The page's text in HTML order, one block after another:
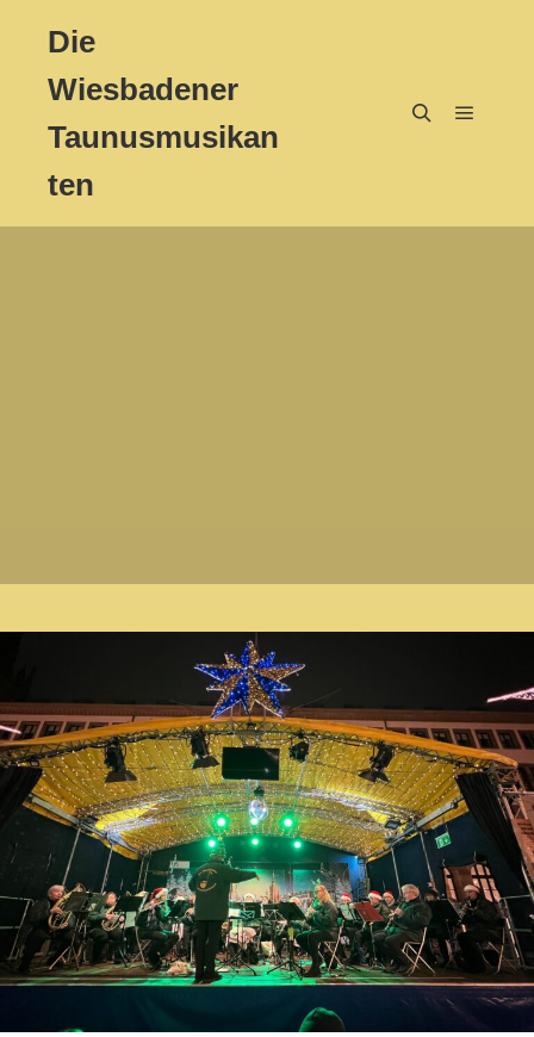
Die
Wiesbadener
Taunusmusikan
ten